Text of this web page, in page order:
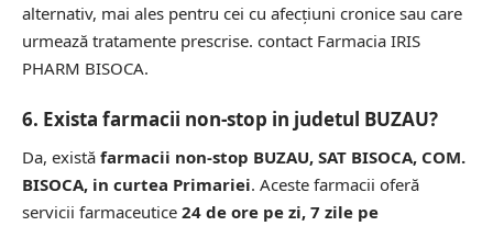
alternativ, mai ales pentru cei cu afecțiuni cronice sau care
urmează tratamente prescrise. contact Farmacia IRIS
PHARM BISOCA.
6. Exista farmacii non-stop in judetul BUZAU?
Da, există farmacii non-stop BUZAU, SAT BISOCA, COM.
BISOCA, in curtea Primariei. Aceste farmacii oferă
servicii farmaceutice 24 de ore pe zi, 7 zile pe